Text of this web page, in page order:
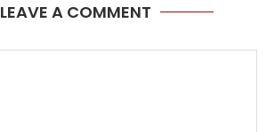
LEAVE A COMMENT